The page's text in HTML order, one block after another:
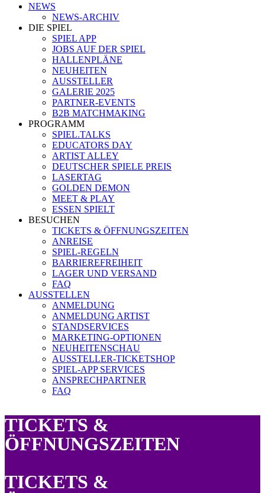
NEWS
NEWS-ARCHIV
DIE SPIEL
SPIEL APP
JOBS AUF DER SPIEL
HALLENPLÄNE
NEUHEITEN
AUSSTELLER
GALERIE 2025
PARTNER-EVENTS
B2B MATCHMAKING
PROGRAMM
SPIEL.TALKS
EDUCATORS DAY
ARTIST ALLEY
DEUTSCHER SPIELE PREIS
LASERTAG
GOLDEN DEMON
MEET & PLAY
ESSEN SPIELT
BESUCHEN
TICKETS & ÖFFNUNGSZEITEN
ANREISE
SPIEL-REGELN
BARRIEREFREIHEIT
LAGER UND VERSAND
FAQ
AUSSTELLEN
ANMELDUNG
ANMELDUNG ARTIST
STANDSERVICES
MARKETING-OPTIONEN
NEUHEITENSCHAU
AUSSTELLER-TICKETSHOP
SPIEL-APP SERVICES
ANSPRECHPARTNER
FAQ
TICKETS &
ÖFFNUNGSZEITEN
TICKETS &